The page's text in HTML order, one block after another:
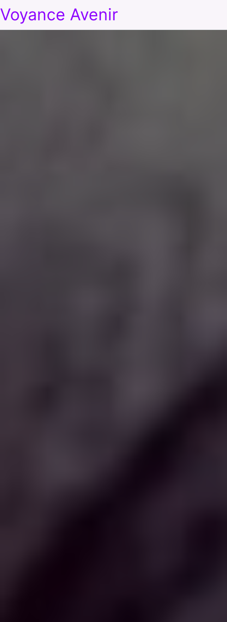
Voyance Avenir